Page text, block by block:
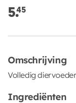
5.45
Omschrijving
Volledig
Ingrediënten